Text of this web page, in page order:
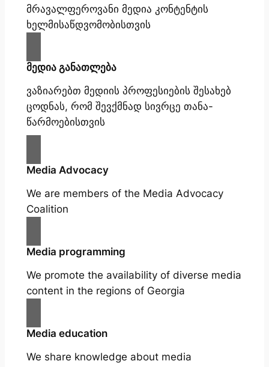
მრავალფეროვანი მედია კონტენტის
ხელმისაწდვომობისთვის
მედია განათლება
ვაზიარებთ მედიის პროფესიების შესახებ
ცოდნას, რომ შევქმნად სივრცე თანა-
წარმოებისთვის
Media Advocacy
We are members of the Media Advocacy
Coalition
Media programming
We promote the availability of diverse media
content in the regions of Georgia
Media education
We share knowledge about media